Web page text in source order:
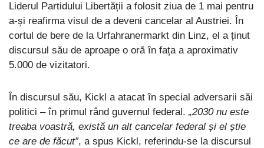
Liderul Partidului Libertății a folosit ziua de 1 mai pentru
a-și reafirma visul de a deveni cancelar al Austriei. În
cortul de bere de la Urfahranermarkt din Linz, el a ținut
discursul său de aproape o oră în fața a aproximativ
5.000 de vizitatori.
În discursul său, Kickl a atacat în special adversarii săi
politici – în primul rând guvernul federal. „2030 nu este
treaba voastră, există un alt cancelar federal și el știe
ce are de făcut”, a spus Kickl, referindu-se la discursul